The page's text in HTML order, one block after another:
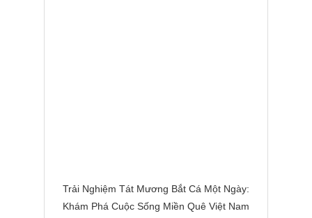
Trải Nghiệm Tát Mương Bắt Cá Một Ngày:
Khám Phá Cuộc Sống Miền Quê Việt Nam